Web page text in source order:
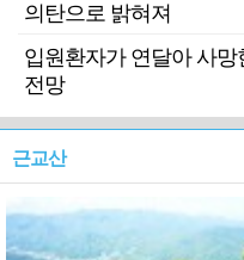
의탄으로 밝혀져
입원환자가 연달아 사
전망
근교산